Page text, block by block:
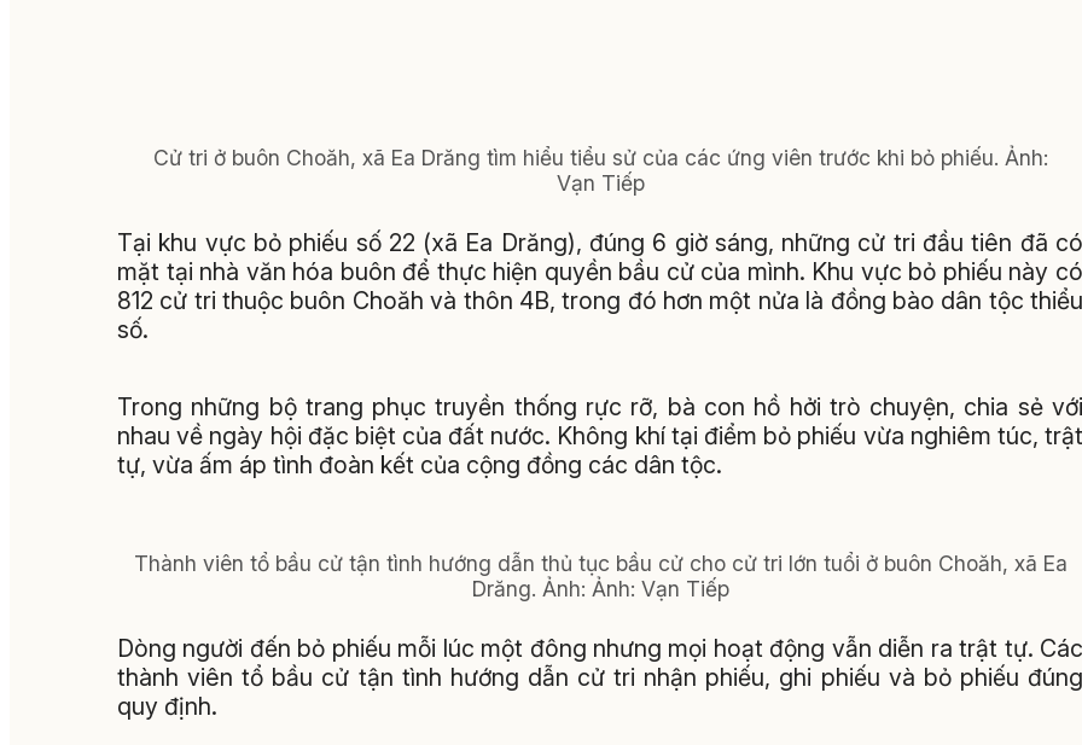
Cử tri ở buôn Choăh, xã Ea Drăng tìm hiểu tiểu sử của các ứng viên trước khi bỏ phiếu. Ảnh:
Vạn Tiếp
Tại khu vực bỏ phiếu số 22 (xã Ea Drăng), đúng 6 giờ sáng, những cử tri đầu tiên đã có
mặt tại nhà văn hóa buôn để thực hiện quyền bầu cử của mình. Khu vực bỏ phiếu này có
812 cử tri thuộc buôn Choăh và thôn 4B, trong đó hơn một nửa là đồng bào dân tộc thiểu
số.
Trong những bộ trang phục truyền thống rực rỡ, bà con hồ hởi trò chuyện, chia sẻ với
nhau về ngày hội đặc biệt của đất nước. Không khí tại điểm bỏ phiếu vừa nghiêm túc, trật
tự, vừa ấm áp tình đoàn kết của cộng đồng các dân tộc.
Thành viên tổ bầu cử tận tình hướng dẫn thủ tục bầu cử cho cử tri lớn tuổi ở buôn Choăh, xã Ea
Drăng. Ảnh: Ảnh: Vạn Tiếp
Dòng người đến bỏ phiếu mỗi lúc một đông nhưng mọi hoạt động vẫn diễn ra trật tự. Các
thành viên tổ bầu cử tận tình hướng dẫn cử tri nhận phiếu, ghi phiếu và bỏ phiếu đúng
quy định.